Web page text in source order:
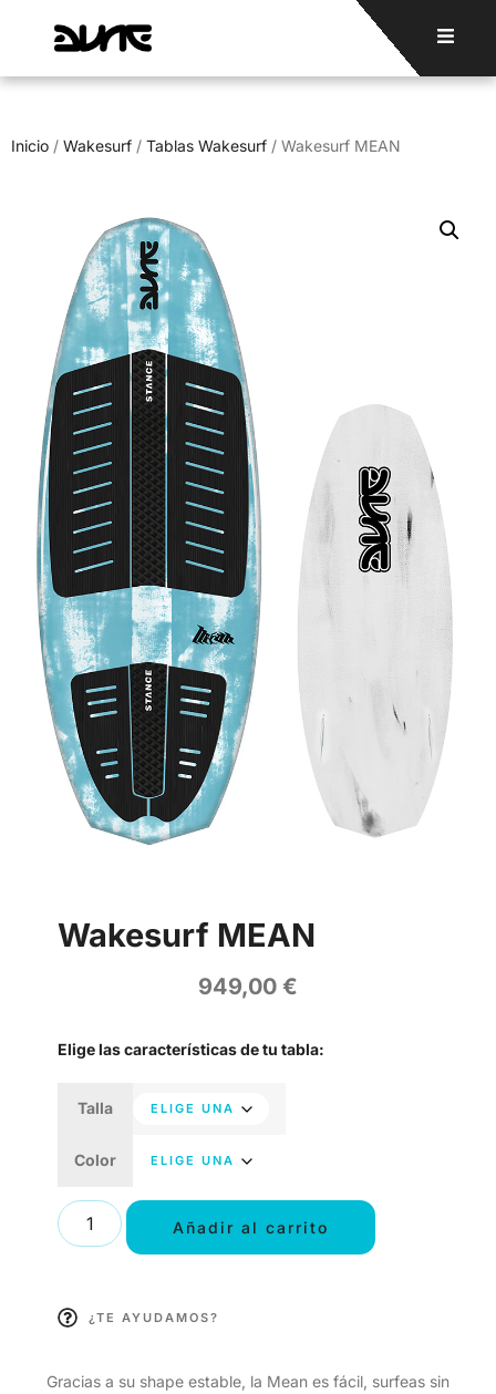
Inicio / Wakesurf / Tablas Wakesurf / Wakesurf MEAN
Wakesurf MEAN
949,00 €
Elige las características de tu tabla:
Talla
Color
Añadir al carrito
¿TE AYUDAMOS?
Gracias a su shape estable, la Mean es fácil, surfeas sin